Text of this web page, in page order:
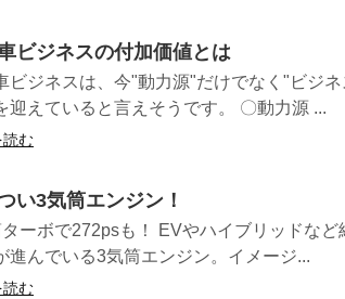
ビジネスの付加価値とは
ビジネスは、今"動力源"だけでなく"ビジ
迎えていると言えそうです。 〇動力源 ...
読む
い3気筒エンジン！
ーボで272psも！ EVやハイブリッドなど
進んでいる3気筒エンジン。イメージ...
読む